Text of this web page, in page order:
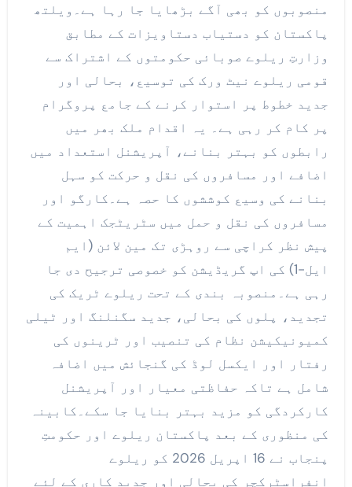
منصوبوں کو بھی آگے بڑھایا جا رہا ہے۔ویلتھ
پاکستان کو دستیاب دستاویزات کے مطابق
وزارتِ ریلوے صوبائی حکومتوں کے اشتراک سے
قومی ریلوے نیٹ ورک کی توسیع، بحالی اور
جدید خطوط پر استوار کرنے کے جامع پروگرام
پر کام کر رہی ہے۔ یہ اقدام ملک بھر میں
رابطوں کو بہتر بنانے، آپریشنل استعداد میں
اضافے اور مسافروں کی نقل و حرکت کو سہل
بنانے کی وسیع کوششوں کا حصہ ہے۔کارگو اور
مسافروں کی نقل و حمل میں سٹریٹجک اہمیت کے
پیش نظر کراچی سے روہڑی تک مین لائن (ایم
ایل-1) کی اپ گریڈیشن کو خصوصی ترجیح دی جا
رہی ہے۔منصوبہ بندی کے تحت ریلوے ٹریک کی
تجدید، پلوں کی بحالی، جدید سگنلنگ اور ٹیلی
کمیونیکیشن نظام کی تنصیب اور ٹرینوں کی
رفتار اور ایکسل لوڈ کی گنجائش میں اضافہ
شامل ہے تاکہ حفاظتی معیار اور آپریشنل
کارکردگی کو مزید بہتر بنایا جا سکے۔کابینہ
کی منظوری کے بعد پاکستان ریلوے اور حکومتِ
پنجاب نے 16 اپریل 2026 کو ریلوے
انفراسٹرکچر کی بحالی اور جدید کاری کے لئے